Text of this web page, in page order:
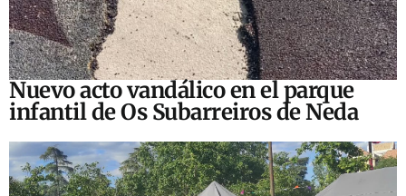
Nuevo acto vandálico en el parque
infantil de Os Subarreiros de Neda